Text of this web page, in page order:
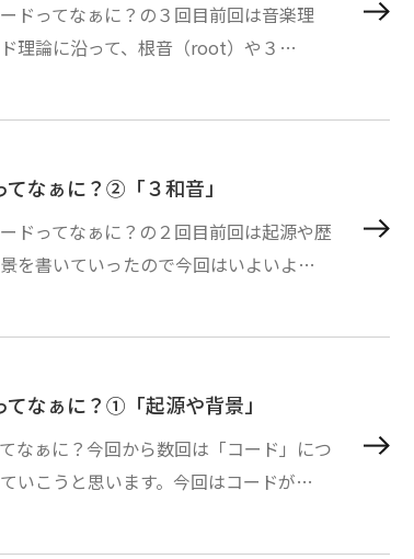
ドってなぁに？の３回目前回は音楽理
理論に沿って、根音（root）や３…
てなぁに？②「３和音」
ドってなぁに？の２回目前回は起源や歴
を書いていったので今回はいよいよ…
てなぁに？①「起源や背景」
なぁに？今回から数回は「コード」につ
いこうと思います。今回はコードが…